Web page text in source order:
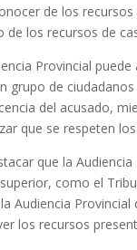
de los
de los recursos de
Provincial
grupo de
del acusado,
que se respeten
que la
como el
Audiencia
los recursos